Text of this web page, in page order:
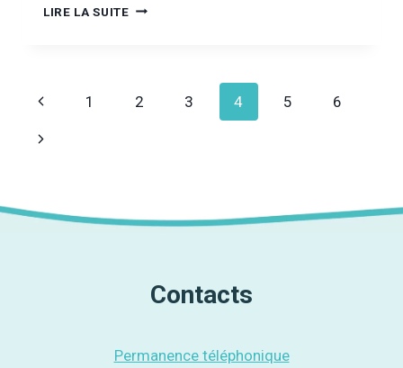
LIRE LA SUITEINTERDIRE
ANS.
Navigation
de
Page
précédente
1 2 3 4 5 6
Page
Contacts
Permanence téléphonique